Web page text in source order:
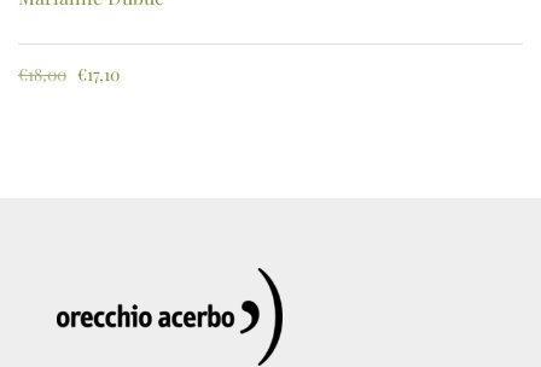
€18,00 €17,10